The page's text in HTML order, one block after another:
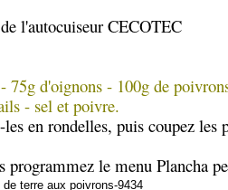
l'autocuiseur CECOTEC
75g d'oignons - 100g de
- sel et poivre.
en rondelles, puis coupez les
programmez le menu Plancha